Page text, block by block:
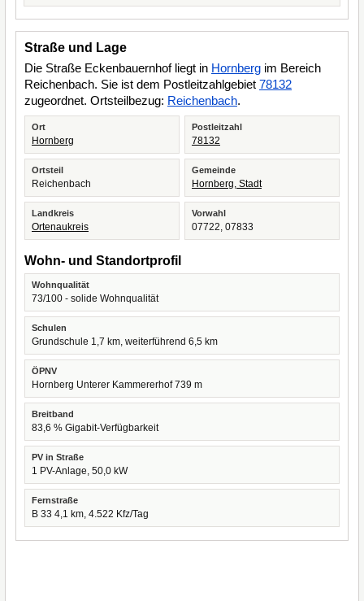
Straße und Lage
Die Straße Eckenbauernhof liegt in Hornberg im Bereich
Reichenbach. Sie ist dem Postleitzahlgebiet 78132
zugeordnet. Ortsteilbezug: Reichenbach.
Ort
Hornberg
Postleitzahl
78132
Ortsteil
Reichenbach
Gemeinde
Hornberg, Stadt
Landkreis
Ortenaukreis
Vorwahl
07722, 07833
Wohn- und Standortprofil
Wohnqualität
73/100 - solide Wohnqualität
Schulen
Grundschule 1,7 km, weiterführend 6,5 km
ÖPNV
Hornberg Unterer Kammererhof 739 m
Breitband
83,6 % Gigabit-Verfügbarkeit
PV in Straße
1 PV-Anlage, 50,0 kW
Fernstraße
B 33 4,1 km, 4.522 Kfz/Tag